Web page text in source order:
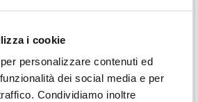
i cookie
personalizzare contenuti ed
dei social media e per
Condividiamo inoltre
Flexform
Tavolino Fly Outdoor -
Flexform
Prezzo su richiesta